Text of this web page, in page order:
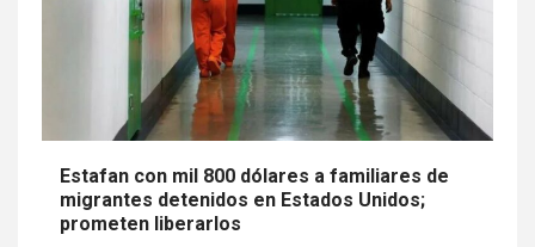
Estafan con mil 800 dólares a familiares de
migrantes detenidos en Estados Unidos;
prometen liberarlos